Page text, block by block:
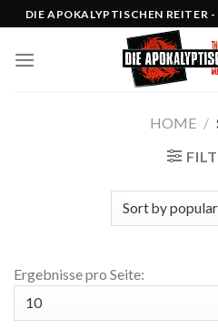
to
content
DIE APOKALYPTISCHEN REITER
HOME /
Ergebnisse pro Seite: